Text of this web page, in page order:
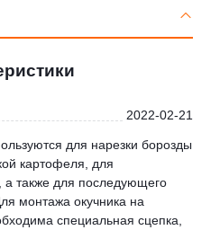
2022-02-21
для нарезки борозды
картофеля, для
а также для последующего
монтажа окучника на
специальная сцепка,